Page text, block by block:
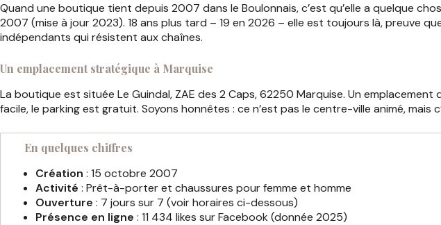
Quand une boutique tient depuis 2007 dans le Boulonnais, c’est qu’elle a quelque
2007 (mise à jour 2023). 18 ans plus tard – 19 en 2026 – elle est toujours là, preuve
indépendants qui résistent aux chaînes.
Un emplacement stratégique à Marquise
La boutique est située Le Guindal, ZAE des 2 Caps, 62250 Marquise. Un
facile, le parking est gratuit. Soyons honnêtes : ce n’est pas le centre-ville animé,
En quelques chiffres
Création : 15 octobre 2007
Activité : Prêt-à-porter et chaussures pour femme et homme
Ouverture : 7 jours sur 7 (voir horaires ci-dessous)
Présence en ligne : 11 434 likes sur Facebook (donnée 2025)